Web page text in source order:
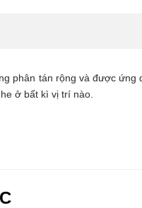
phân tán rộng và được ứng
ở bất kì vị trí nào.